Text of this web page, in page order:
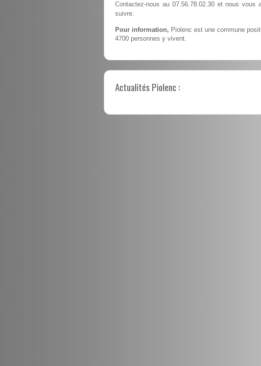
Contactez-nous au 07.56.78.02.30 et nous vous
suivre.
Pour information, Piolenc est une commune
4700 personnes y vivent.
Actualités Piolenc :